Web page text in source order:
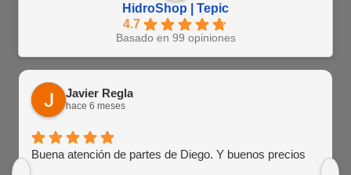
HidroShop | Tepic
4.7
Basado en 99 opiniones
Javier Regla
hace 6 meses
Buena atención de partes de Diego. Y buenos precios